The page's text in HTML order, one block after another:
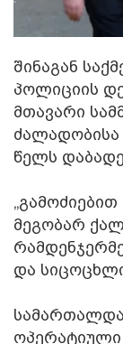
შინაგან
პოლიციის
მთავარი
წელს
მეგობარ
და
ოპერატიული